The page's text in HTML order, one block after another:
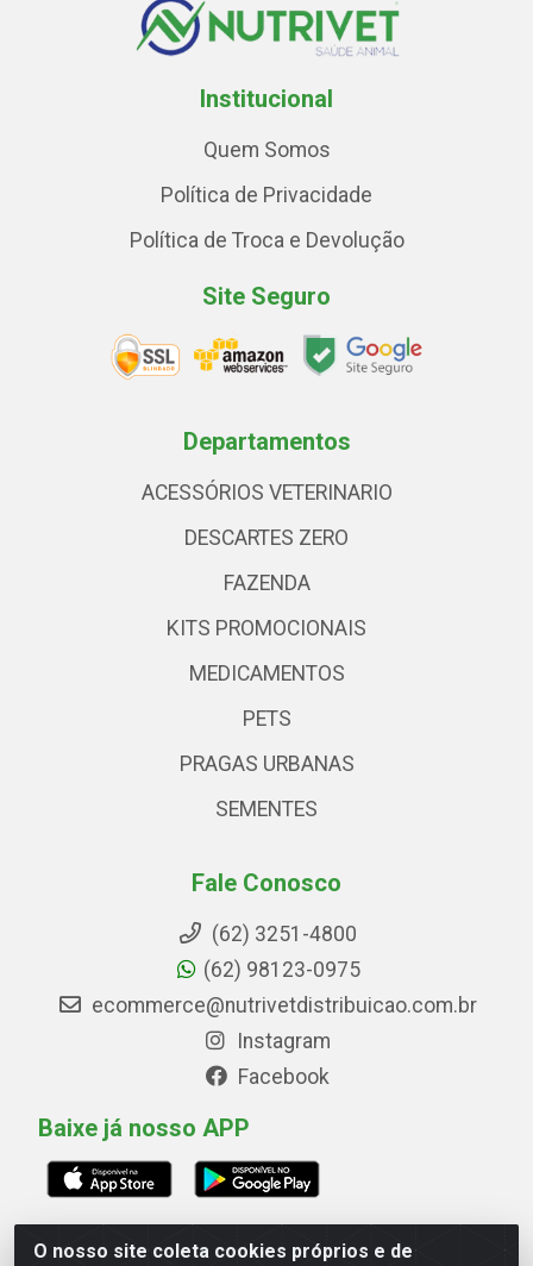
O nosso site coleta cookies próprios e de
Institucional
Quem Somos
Política de Privacidade
Política de Troca e Devolução
Site Seguro
Departamentos
ACESSÓRIOS VETERINARIO
DESCARTES ZERO
FAZENDA
KITS PROMOCIONAIS
MEDICAMENTOS
PETS
PRAGAS URBANAS
SEMENTES
Fale Conosco
(62) 3251-4800
(62) 98123-0975
ecommerce@nutrivetdistribuicao.com.br
Instagram
Facebook
Baixe já nosso APP